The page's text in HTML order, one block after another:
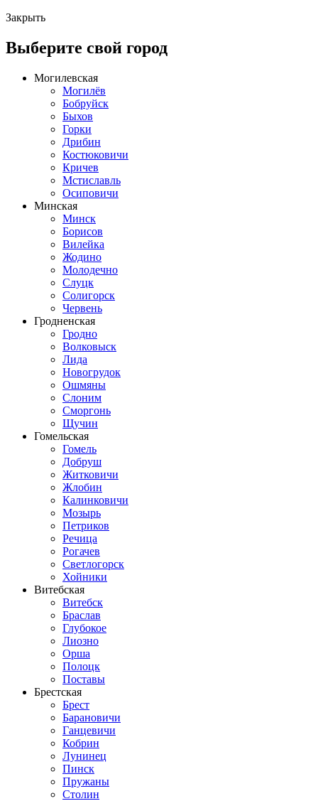
Закрыть
Выберите свой город
Могилевская
Могилёв
Бобруйск
Быхов
Горки
Дрибин
Костюковичи
Кричев
Мстиславль
Осиповичи
Минская
Минск
Борисов
Вилейка
Жодино
Молодечно
Слуцк
Солигорск
Червень
Гродненская
Гродно
Волковыск
Лида
Новогрудок
Ошмяны
Слоним
Сморгонь
Щучин
Гомельская
Гомель
Добруш
Житковичи
Жлобин
Калинковичи
Мозырь
Петриков
Речица
Рогачев
Светлогорск
Хойники
Витебская
Витебск
Браслав
Глубокое
Лиозно
Орша
Полоцк
Поставы
Брестская
Брест
Барановичи
Ганцевичи
Кобрин
Лунинец
Пинск
Пружаны
Столин